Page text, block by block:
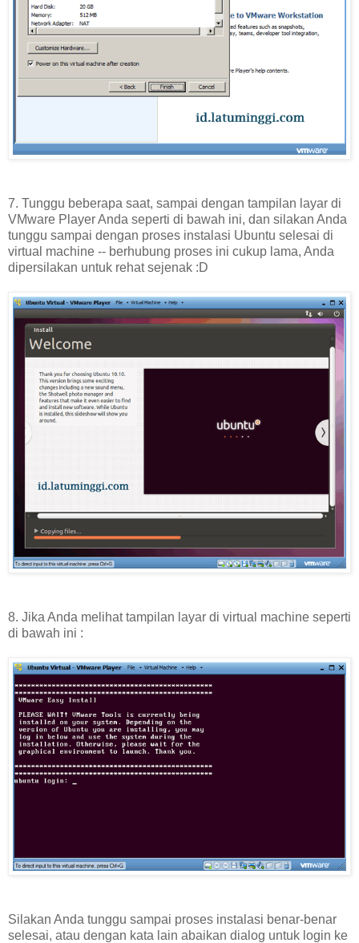
7. Tunggu beberapa saat, sampai dengan tampilan layar di
VMware Player Anda seperti di bawah ini, dan silakan Anda
tunggu sampai dengan proses instalasi Ubuntu selesai di
virtual machine -- berhubung proses ini cukup lama, Anda
dipersilakan untuk rehat sejenak :D
8. Jika Anda melihat tampilan layar di virtual machine seperti
di bawah ini :
Silakan Anda tunggu sampai proses instalasi benar-benar
selesai, atau dengan kata lain abaikan dialog untuk login ke